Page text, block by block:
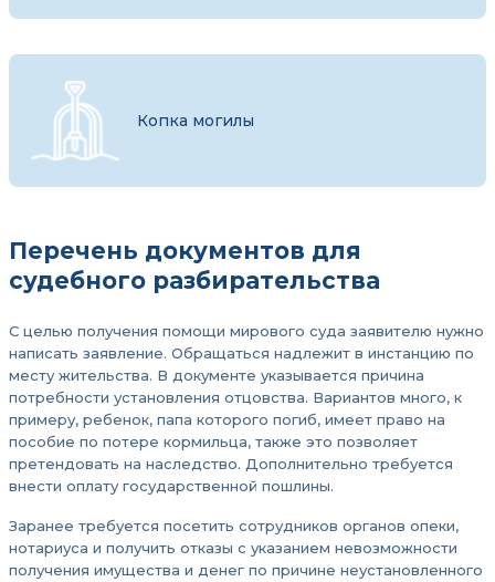
Копка могилы
Перечень документов для
судебного разбирательства
С целью получения помощи мирового суда заявителю нужно
написать заявление. Обращаться надлежит в инстанцию по
месту жительства. В документе указывается причина
потребности установления отцовства. Вариантов много, к
примеру, ребенок, папа которого погиб, имеет право на
пособие по потере кормильца, также это позволяет
претендовать на наследство. Дополнительно требуется
внести оплату государственной пошлины.
Заранее требуется посетить сотрудников органов опеки,
нотариуса и получить отказы с указанием невозможности
получения имущества и денег по причине неустановленного